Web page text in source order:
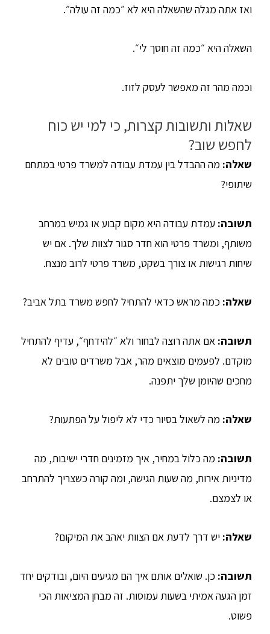
ואז אתה מגלה שהשאלה היא לא ״כמה זה עולה״.
השאלה היא ״כמה זה חוסך לי״.
וכמה מהר זה מאפשר לעסק לזוז.
שאלות ותשובות קצרות, כי למי יש כוח
לחפש שוב?
שאלה: מה ההבדל בין עמדת עבודה למשרד פרטי במתחם
שיתופי?
תשובה: עמדת עבודה היא מקום קבוע או גמיש במרחב
משותף, ומשרד פרטי הוא חדר סגור לצוות שלך. אם יש
שיחות רגישות או צורך בשקט, משרד פרטי לרוב מנצח.
שאלה: כמה מראש כדאי להתחיל לחפש משרד בתל אביב?
תשובה: אם אתה רוצה לבחור ולא ״להידחף״, עדיף להתחיל
מוקדם. לפעמים מוצאים מהר, אבל משרדים טובים לא
מחכים שהיומן שלך יתפנה.
שאלה: מה לשאול בסיור כדי לא ליפול על הפתעות?
תשובה: מה כלול במחיר, איך מזמינים חדרי ישיבות, מה
מדיניות אירוח, מה שעות הגישה, ומה קורה כשצריך להתרחב
או לצמצם.
שאלה: יש דרך לדעת אם הצוות יאהב את המיקום?
תשובה: כן. שואלים אותם איך הם מגיעים היום, ובודקים יחד
זמן הגעה אמיתי בשעות עמוסות. זה מבחן המציאות הכי
פשוט.